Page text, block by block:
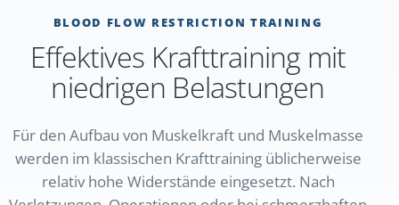
BLOOD FLOW RESTRICTION TRAINING
Effektives Krafttraining mit
niedrigen Belastungen
Für den Aufbau von Muskelkraft und Muskelmasse
werden im klassischen Krafttraining üblicherweise
relativ hohe Widerstände eingesetzt. Nach